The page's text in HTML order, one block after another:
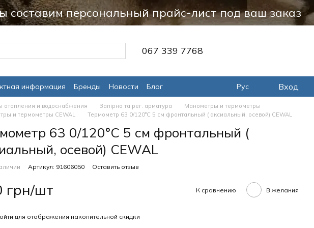
персональный прайс-лист под ваш заказ
067 339 7768
информация Бренды Новости
Блог
Рус Вход
отопления и водоснабжения Запірна та рег. арматура
Манометры и термометры
и термометры CEWAL
Термометр 63 0/120°С 5 см фронтальный ( аксиальный, осевой) CEWAL
63 0/120°С 5 см фронтальный (
осевой) CEWAL
Артикул: 91606050 Оставить отзыв
грн/шт К сравнению В желания
для отображения накопительной скидки